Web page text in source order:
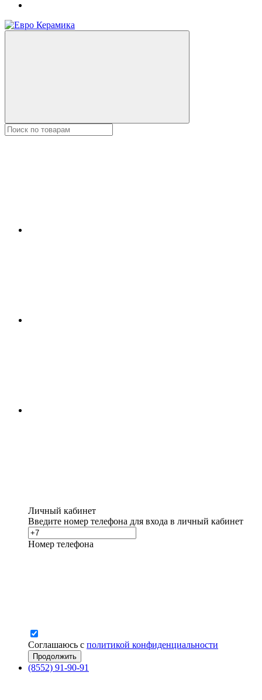
Личный кабинет
Введите номер телефона для входа в личный кабинет
Номер телефона
Соглашаюсь с политикой конфиденциальности
(8552) 91-90-91